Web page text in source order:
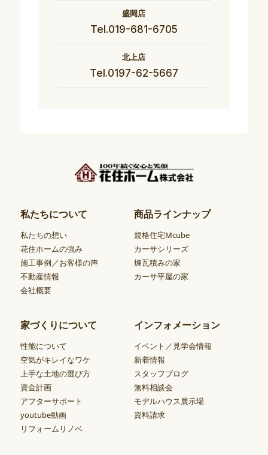
盛岡店
Tel.019-681-6705
北上店
Tel.0197-62-5667
私たちについて
私たちの想い
花住ホームの強み
施工事例／お客様の声
不動産情報
会社概要
商品ラインナップ
規格住宅Mcube
カーサシリーズ
煉瓦積みの家
カーサ平屋の家
家づくりについて
性能について
空気がキレイなワケ
上手な土地の選び方
資金計画
アフターサポート
youtube動画
リフォームリノベ
インフォメーション
イベント／見学会情報
新着情報
スタッフブログ
無料相談会
モデルハウス展示場
資料請求